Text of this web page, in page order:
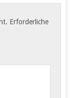
Erforderliche